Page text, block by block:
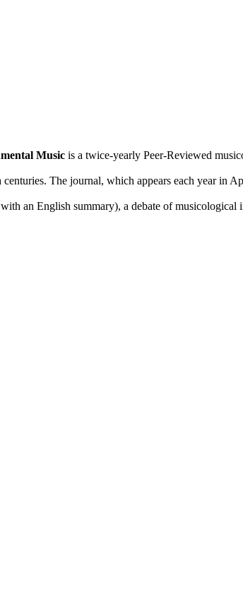
Music is a twice-yearly Peer-Reviewed
The journal, which appears each year in
an English summary), a debate of